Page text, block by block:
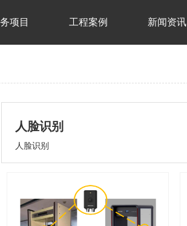
项目 工程案例 新闻资讯
人脸识别
人脸识别